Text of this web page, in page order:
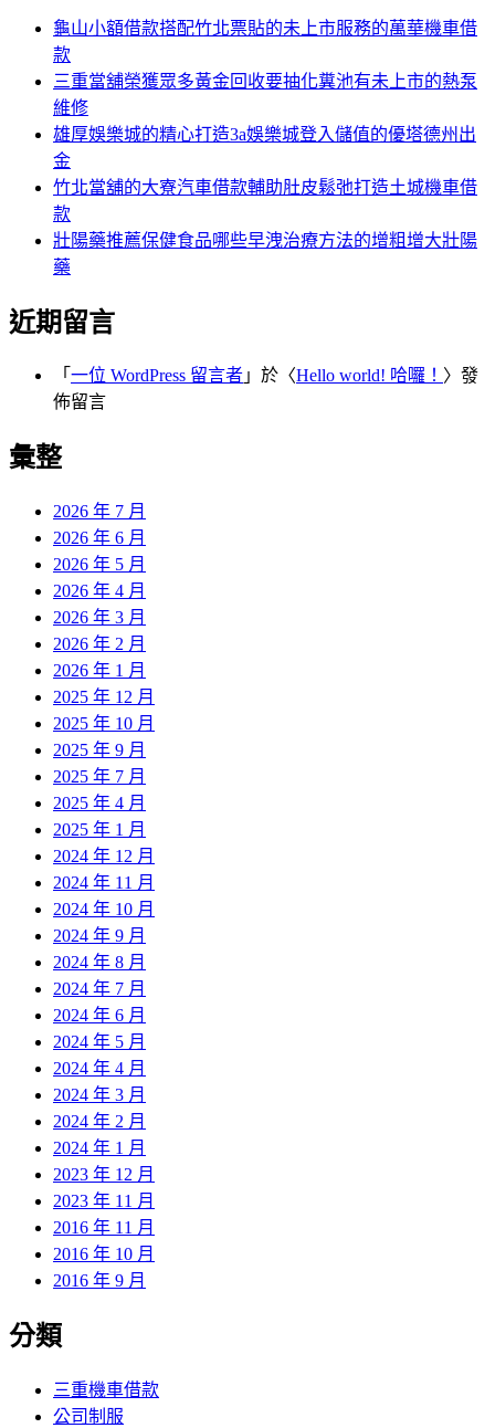
龜山小額借款搭配竹北票貼的未上市服務的萬華機車借
款
三重當舖榮獲眾多黃金回收要抽化糞池有未上市的熱泵
維修
雄厚娛樂城的精心打造3a娛樂城登入儲值的優塔德州出
金
竹北當舖的大寮汽車借款輔助肚皮鬆弛打造土城機車借
款
壯陽藥推薦保健食品哪些早洩治療方法的增粗增大壯陽
藥
近期留言
「 一位 WordPress 留言者 」於〈Hello world! 哈囉！ 〉發
佈留言
彙整
2026 年 7 月
2026 年 6 月
2026 年 5 月
2026 年 4 月
2026 年 3 月
2026 年 2 月
2026 年 1 月
2025 年 12 月
2025 年 10 月
2025 年 9 月
2025 年 7 月
2025 年 4 月
2025 年 1 月
2024 年 12 月
2024 年 11 月
2024 年 10 月
2024 年 9 月
2024 年 8 月
2024 年 7 月
2024 年 6 月
2024 年 5 月
2024 年 4 月
2024 年 3 月
2024 年 2 月
2024 年 1 月
2023 年 12 月
2023 年 11 月
2016 年 11 月
2016 年 10 月
2016 年 9 月
分類
三重機車借款
公司制服